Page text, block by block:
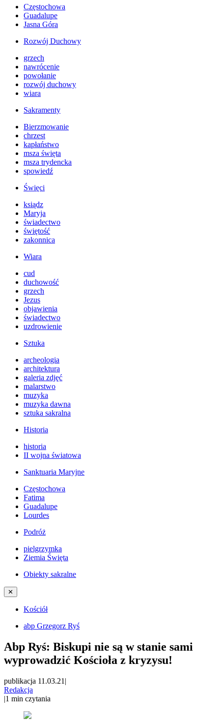
Częstochowa
Guadalupe
Jasna Góra
Rozwój Duchowy
grzech
nawrócenie
powołanie
rozwój duchowy
wiara
Sakramenty
Bierzmowanie
chrzest
kapłaństwo
msza święta
msza trydencka
spowiedź
Święci
ksiądz
Maryja
świadectwo
świętość
zakonnica
Wiara
cud
duchowość
grzech
Jezus
objawienia
świadectwo
uzdrowienie
Sztuka
archeologia
architektura
galeria zdjęć
malarstwo
muzyka
muzyka dawna
sztuka sakralna
Historia
historia
II wojna światowa
Sanktuaria Maryjne
Częstochowa
Fatima
Guadalupe
Lourdes
Podróż
pielgrzymka
Ziemia Święta
Obiekty sakralne
✕
Kościół
abp Grzegorz Ryś
Abp Ryś: Biskupi nie są w stanie sami
wyprowadzić Kościoła z kryzysu!
publikacja 11.03.21 |
Redakcja
|1 min czytania